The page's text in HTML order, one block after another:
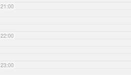
21:00
22:00
23:00